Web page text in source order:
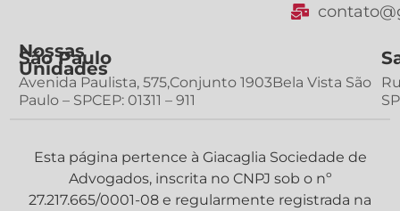
Nossas
Unidades
São Paulo
Avenida Paulista, 575,Conjunto 1903Bela Vista São
Paulo – SPCEP: 01311 – 911
Esta página pertence à Giacaglia Sociedade de
Advogados, inscrita no CNPJ sob o nº
27.217.665/0001-08 e regularmente registrada na